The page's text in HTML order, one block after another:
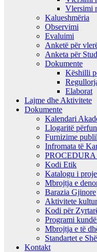
Vlersimi
Kalueshmëria
Observimi
Evaluimi
Anketë për
Anketa për
Dokumente
Këshilli
Elaborat
Lajme dhe Aktivitete
Dokumente
Kalendari
Llogaritë
Furnizime
Infromata të
Kodi Etik
Katalogu i
Mbrojtja e
Barazia Gjinore
Aktivitete
Kodi për
Programi
Mbrojtja e të
Standartet e
Kontakt